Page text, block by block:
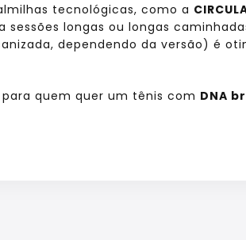
tecnológicas, como a
longas ou longas
dependendo da versão) é
quem quer um tênis com DNA